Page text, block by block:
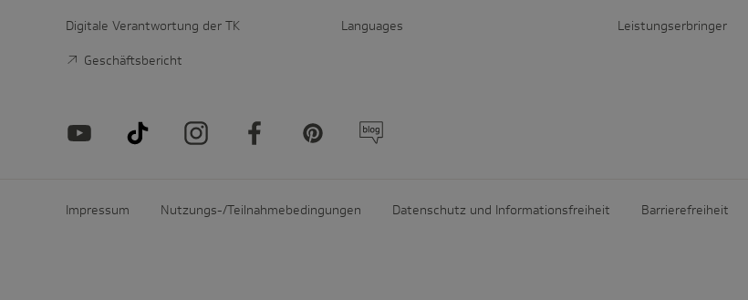
Digitale Verantwortung der TK
Geschäftsbericht
Languages Leistungserbringer
Impressum Nutzungs-/Teilnahmebedingungen Datenschutz und Informationsfreiheit Barrierefreiheit